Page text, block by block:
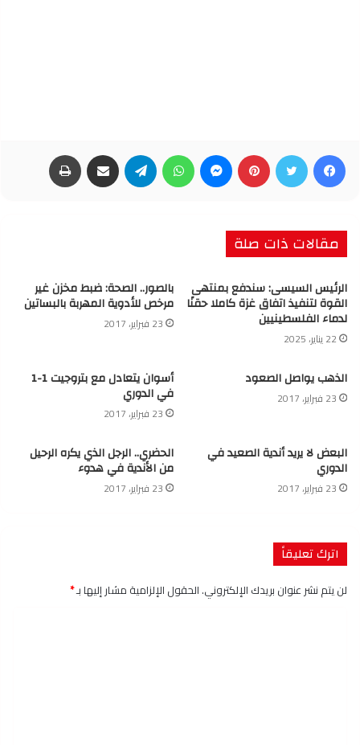
فيسبوك تويتر بينتيريست ماسنجر واتساب تيلقرام مشاركة عبر البريد
مقالات ذات صلة
الرئيس السيسى: سندفع بمنتهى
القوة لتنفيذ اتفاق غزة كاملا حقنًا
لدماء الفلسطينيين
22 يناير، 2025
بالصور.. الصحة: ضبط مخزن غير
مرخص للأدوية المهربة بالبساتين
23 فبراير، 2017
الذهب يواصل الصعود
23 فبراير، 2017
أسوان يتعادل مع بتروجيت 1-1
في الدوري
23 فبراير، 2017
البعض لا يريد أندية الصعيد في
الدوري
23 فبراير، 2017
الحضري.. الرجل الذي يكره الرحيل
من الأندية في هدوء
23 فبراير، 2017
اترك تعليقاً
لن يتم نشر عنوان بريدك الإلكتروني.الحقول الإلزامية مشار إليها بـ*